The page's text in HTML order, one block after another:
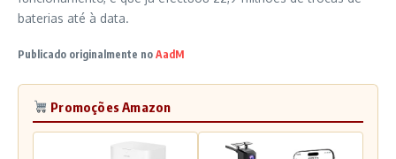
baterias até à data.
Publicado originalmente no AadM
Promoções Amazon